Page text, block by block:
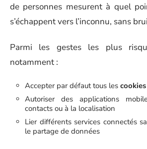
de personnes mesurent à quel
s’échappent vers l’inconnu, sans
Parmi les gestes les plus
notamment :
Accepter par défaut tous les cookies
Autoriser des applications
contacts ou à la localisation
Lier différents services connectés
le partage de données